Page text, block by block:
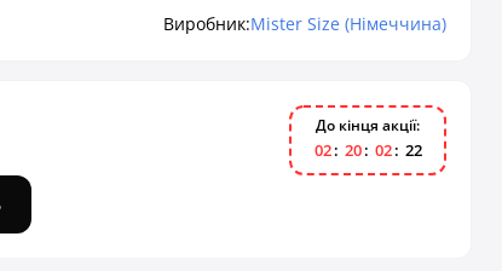
Виробник:Mister Size (Німеччина)
До кінця акції:
02 20 02 21